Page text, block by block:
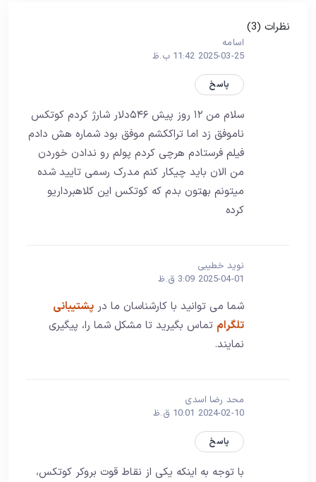
نظرات (3)
اسامه
2025-03-25 11:42 ب.ظ
پاسخ
سلام من ۱۲ روز پیش ۵۴۶دلار شارژ کردم کوتکس
ناموفق زد اما تراککشم موفق بود شماره هش دادم
فیلم فرستادم هرچی کردم پولم رو ندادن خوردن
من الان باید چیکار کنم مدرک رسمی تایید شده
میتونم بهتون بدم که کوتکس این کلاهبرداریو
کرده
نوید خطیبی
2025-04-01 3:09 ق.ظ
شما می توانید با کارشناسان ما در پشتیبانی
تلگرام تماس بگیرید تا مشکل شما را، پیگیری
نمایند.
محد رضا اسدی
2024-02-10 10:01 ق.ظ
پاسخ
با توجه به اینکه یکی از نقاط قوت بروکر کوتکس،